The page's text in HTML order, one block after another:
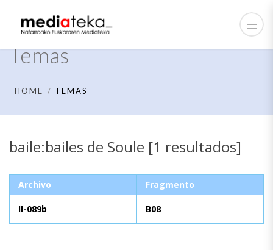
Temas
HOME TEMAS
baile:bailes de Soule [1 resultados]
Archivo Fragmento
II-089b B08